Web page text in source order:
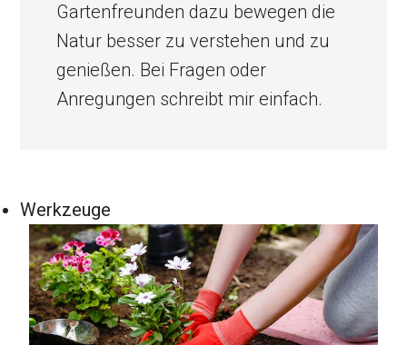
Gartenfreunden dazu bewegen die
Natur besser zu verstehen und zu
genießen. Bei Fragen oder
Anregungen schreibt mir einfach.
Werkzeuge